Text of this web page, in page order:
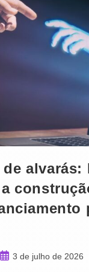
alvarás:
Post3 de julho de 2026